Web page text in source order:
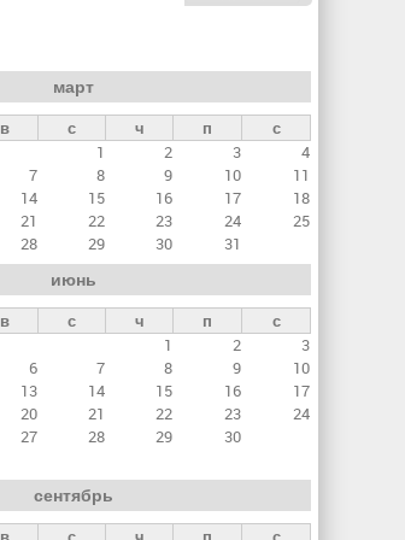
март
в с ч п
с
1
2 3
4
7 8 9 10
11
14 15 16 17
18
21 22 23 24
25
28 29 30 31
июнь
в с ч п
с
1
2
3
6 7 8 9
10
13 14 15 16
17
20 21 22 23
24
27 28 29 30
сентябрь